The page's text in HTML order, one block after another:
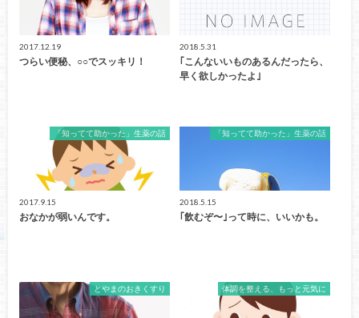
2017.12.19
つらい便秘、○○でスッキリ！
2018.5.31
｢こんないいものあるんだったら、
早く欲しかったよ｣
「知ってて助かった」生薬の話
2017.9.15
おなかが弱いんです。
「知ってて助かった」生薬の話
2018.5.15
｢飲むぞ〜｣って時に、いいかも。
とやまのおきくすり 体調を整える、もっと元気に